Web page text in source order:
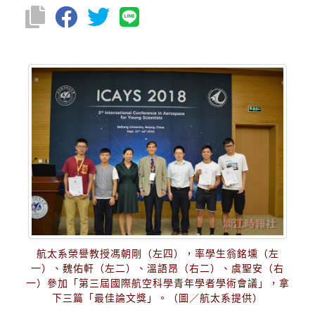
航太系榮譽教授馮朝剛（左四），率學生翁銘壎（左
一）、魏佑軒（左二）、溫語昂（右二）、虞聖安（右
一）參加「第三屆國際航空科學青年學者學術會議」，拿
下三篇「最佳論文獎」。（圖／航太系提供）